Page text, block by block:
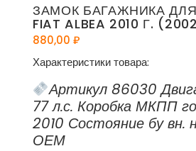
ЗАМОК БАГАЖНИКА
FIAT ALBEA 2010 Г.
880,00 ₽
Характеристики товара:
Артикул 86030
77 л.с. Коробка МКПП
2010 Состояние бу вн.
ОЕМ